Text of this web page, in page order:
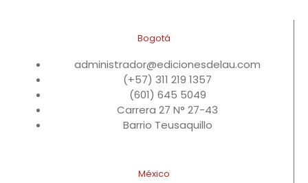
Bogotá
administrador@edicionesdelau.com
(+57) 311 219 1357
(601) 645 5049
Carrera 27 N° 27-43
Barrio Teusaquillo
México